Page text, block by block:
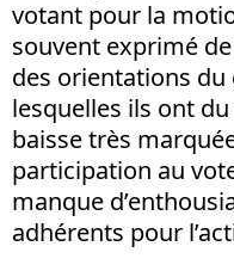
votant pour la
souvent exprimé
des orientations
lesquelles ils ont
baisse très
participation au
manque
adhérents pour